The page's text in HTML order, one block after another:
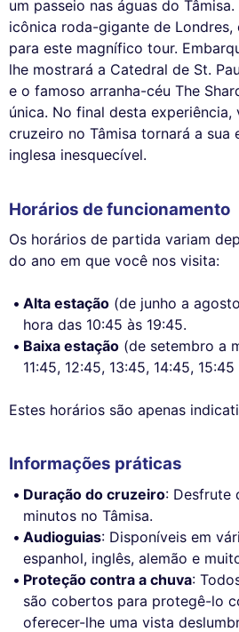
um passeio nas águas do
icônica roda-gigante de
para este magnífico tour.
lhe mostrará a Catedral de St.
e o famoso arranha-céu The
única. No final desta
cruzeiro no Tâmisa tornará a sua
inglesa inesquecível.
Horários de funcionamento
Os horários de partida variam
do ano em que você nos visita:
Alta estação (de junho a
hora das 10:45 às 19:45.
Baixa estação (de setembro a
11:45, 12:45, 13:45, 14:45, 15:45
Estes horários são apenas
Informações práticas
Duração do cruzeiro: Desfrute
minutos no Tâmisa.
Audioguias: Disponíveis em
espanhol, inglês, alemão e
Proteção contra a chuva:
são cobertos para protegê-lo
oferecer-lhe uma vista